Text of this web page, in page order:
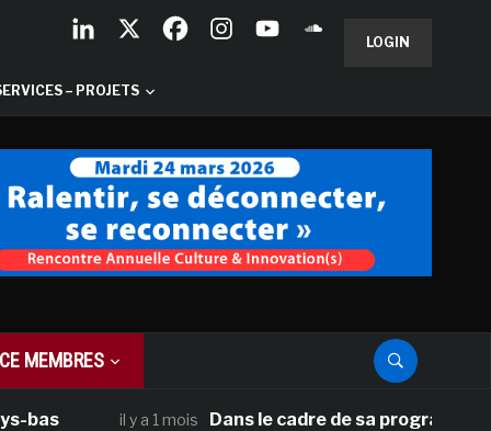
LOGIN
– PROJETS
MEMBRES
il y a 1 mois Dans le cadre de sa programmation